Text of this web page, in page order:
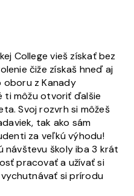
College vieš získať bez
čiže získaš hneď aj
z Kanady
ti môžu otvoriť ďalšie
Svoj rozvrh si môžeš
tak ako sám
za veľkú výhodu!
návštevu školy iba 3 krát
pracovať a užívať si
si prírodu